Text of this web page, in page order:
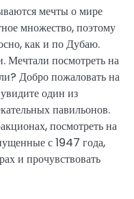
мечты о мире
множество, поэтому
как и по Дубаю.
посмотреть на
Добро пожаловать на
один из
павильонов.
посмотреть на
с 1947 года,
и прочувствовать